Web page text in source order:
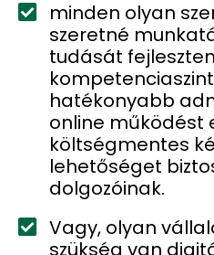
minden olyan
szeretné
tudását
hatékonyabb
online működést
költségmentes
lehetőséget
dolgozóinak.
Vagy, olyan
szükség van